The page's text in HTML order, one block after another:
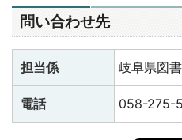
問い合わせ先
担当係 岐阜県図
電話 058-275-